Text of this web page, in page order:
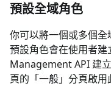
預設全域角色
你可以將一個或多個
預設角色會在使用者
Management API 建
頁的「一般」分頁啟用